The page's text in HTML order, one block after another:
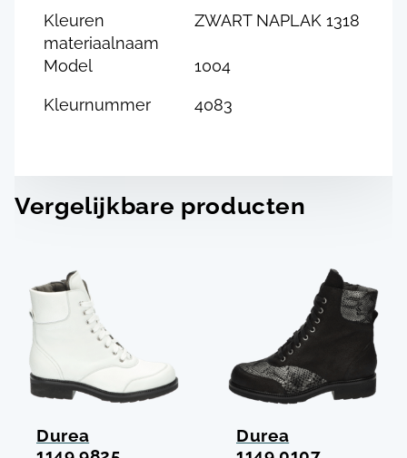
Kleuren
materiaalnaam
ZWART NAPLAK 1318
Model 1004
Kleurnummer 4083
Vergelijkbare producten
Durea
Durea